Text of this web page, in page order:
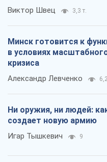
Виктор Швец 3,3 т.
Минск готовится к
в условиях
кризиса
Александр Левченко
Ни оружия, ни людей:
создает новую армию
Игар Тышкевич 9